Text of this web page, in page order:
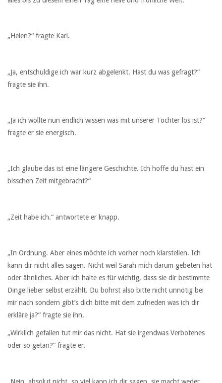
„Helen?“ fragte Karl.
„Ja, entschuldige ich war kurz abgelenkt. Hast du was gefragt?“
fragte sie ihn.
„Ja ich wollte nun endlich wissen was mit unserer Tochter los ist?“
fragte er sie energisch.
„Ich glaube das ist eine längere Geschichte. Ich hoffe du hast ein
bisschen Zeit mitgebracht?“
„Zeit habe ich.“ antwortete er knapp.
„In Ordnung. Aber eines möchte ich vorher noch klarstellen. Ich
kann dir nicht alles sagen. Nicht weil Sarah mich darum gebeten hat
oder ähnliches. Aber ich halte es für wichtig, dass sie dir bestimmte
Dinge lieber selbst erzählt. Du bohrst also bitte nicht unnötig bei
mir nach sondern gibt’s dich bitte mit dem zufrieden was ich dir
erkläre ja?“ fragte sie ihn.
„Wirklich gefallen tut mir das nicht. Hat sie irgendwas Verbotenes
oder so getan?“ fragte er.
„Nein, absolut nicht, so viel kann ich dir sagen, sie macht weder